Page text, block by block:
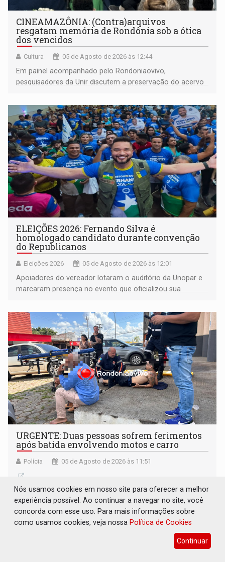
CINEAMAZÔNIA: (Contra)arquivos
resgatam memória de Rondônia sob a ótica
dos vencidos
Cultura 05 de Agosto de 2026 às 12:44
Em painel acompanhado pelo Rondoniaovivo,
pesquisadores da Unir discutem a preservação do acervo
memória como bússola para o futuro
ELEIÇÕES 2026: Fernando Silva é
homologado candidato durante convenção
do Republicanos
Eleições 2026 05 de Agosto de 2026 às 12:01
Apoiadores do vereador lotaram o auditório da Unopar e
marcaram presença no evento que oficializou sua
URGENTE: Duas pessoas sofrem ferimentos
após batida envolvendo motos e carro
Polícia 05 de Agosto de 2026 às 11:51
Nós usamos cookies em nosso site para oferecer a melhor
experiência possível. Ao continuar a navegar no site, você
concorda com esse uso. Para mais informações sobre
como usamos cookies, veja nossa Política de Cookies
Continuar